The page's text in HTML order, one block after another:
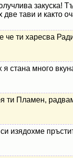
закуска!
две тави и както
че ти харесва
стана много
ти Пламен,
изядохме